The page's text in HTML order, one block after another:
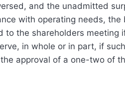
and the unadmitted
with operating needs,
the shareholders
in whole or in part, if
approval of a one-two of